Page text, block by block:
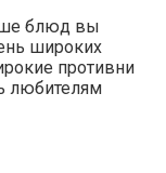
блюд вы
широких
противни
любителям